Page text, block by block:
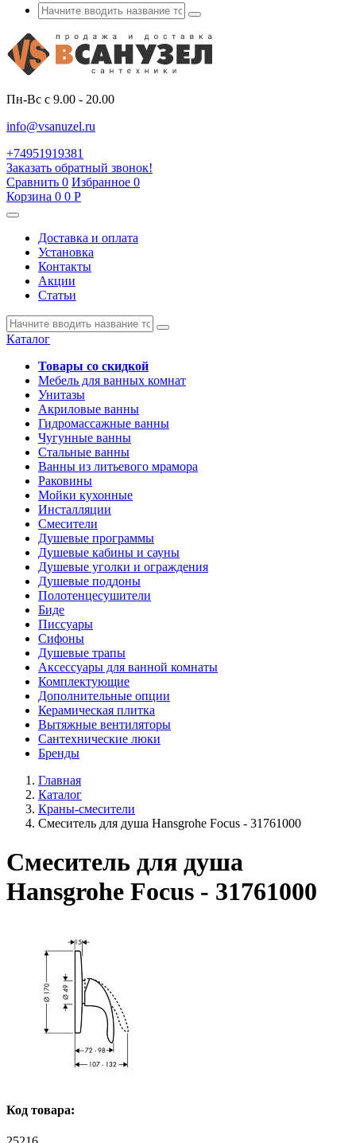
Пн-Вс с 9.00 - 20.00
info@vsanuzel.ru
+74951919381
Заказать обратный звонок!
Сравнить 0 Избранное 0
Корзина 0 0 Р
Доставка и оплата
Установка
Контакты
Акции
Статьи
Каталог
Товары со скидкой
Мебель для ванных комнат
Унитазы
Акриловые ванны
Гидромассажные ванны
Чугунные ванны
Стальные ванны
Ванны из литьевого мрамора
Раковины
Мойки кухонные
Инсталляции
Смесители
Душевые программы
Душевые кабины и сауны
Душевые уголки и ограждения
Душевые поддоны
Полотенцесушители
Биде
Писсуары
Сифоны
Душевые трапы
Аксессуары для ванной комнаты
Комплектующие
Дополнительные опции
Керамическая плитка
Вытяжные вентиляторы
Сантехнические люки
Бренды
Главная
Каталог
Краны-смесители
Смеситель для душа Hansgrohe Focus - 31761000
Смеситель для душа
Hansgrohe Focus - 31761000
Код товара: